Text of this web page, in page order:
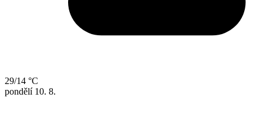
29/14 °C
pondělí 10. 8.